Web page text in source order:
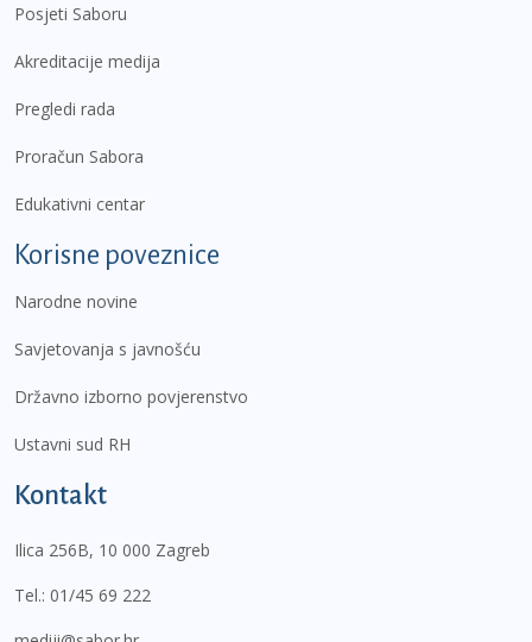
Posjeti Saboru
Akreditacije medija
Pregledi rada
Proračun Sabora
Edukativni centar
Korisne poveznice
Narodne novine
Savjetovanja s javnošću
Državno izborno povjerenstvo
Ustavni sud RH
Kontakt
Ilica 256B, 10 000 Zagreb
Tel.: 01/45 69 222